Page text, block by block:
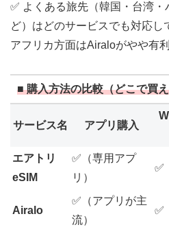
✅ よくある旅先（韓国・台湾
ど）はどのサービスでも対応し
アフリカ方面はAiraloがやや有利
■ 購入方法の比較（どこで買
サービス名 アプリ購入
エアトリ
eSIM
✅（専用アプ
リ）
✅
Airalo
✅（アプリが主
流）
✅